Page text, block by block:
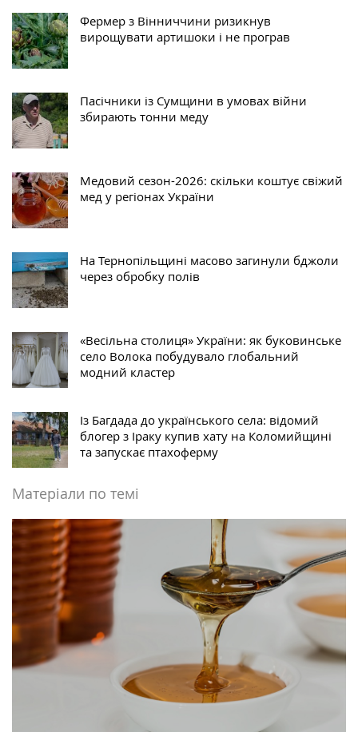
Фермер з Вінниччини ризикнув
вирощувати артишоки і не програв
Пасічники із Сумщини в умовах війни
збирають тонни меду
Медовий сезон-2026: скільки коштує свіжий
мед у регіонах України
На Тернопільщині масово загинули бджоли
через обробку полів
«Весільна столиця» України: як буковинське
село Волока побудувало глобальний
модний кластер
Із Багдада до українського села: відомий
блогер з Іраку купив хату на Коломийщині
та запускає птахоферму
Матеріали по темі